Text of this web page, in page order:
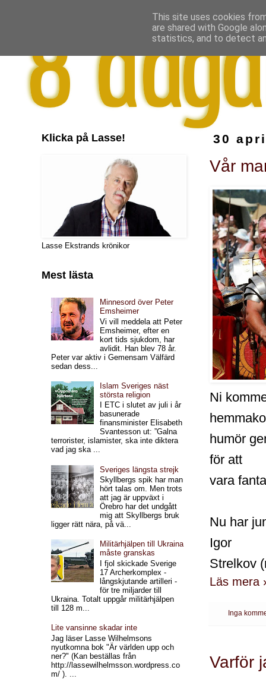
30
Vår
Ni
humör
för att
vara
Nu har
Igor
Strelkov
Läs mera
Inga
Varför
Klicka på Lasse!
Lasse Ekstrands krönikor
Mest lästa
Minnesord över Peter
Emsheimer
Vi vill meddela att Peter
Emsheimer, efter en
kort tids sjukdom, har
avlidit. Han blev 78 år.
Peter var aktiv i Gemensam Välfärd
sedan dess...
Islam Sveriges näst
största religion
I ETC i slutet av juli i år
basunerade
finansminister Elisabeth
Svantesson ut: ”Galna
terrorister, islamister, ska inte diktera
vad jag ska ...
Sveriges längsta strejk
Skyllbergs spik har man
hört talas om. Men trots
att jag är uppväxt i
Örebro har det undgått
mig att Skyllbergs bruk
ligger rätt nära, på vä...
Militärhjälpen till Ukraina
måste granskas
I fjol skickade Sverige
17 Archerkomplex -
långskjutande artilleri -
för tre miljarder till
Ukraina. Totalt uppgår militärhjälpen
till 128 m...
Lite vansinne skadar inte
Jag läser Lasse Wilhelmsons
nyutkomna bok "Är världen upp och
ner?" (Kan beställas från
http://lassewilhelmsson.wordpress.co
m/ ). ...
This site uses cookies
are shared with Google
statistics, and to detect